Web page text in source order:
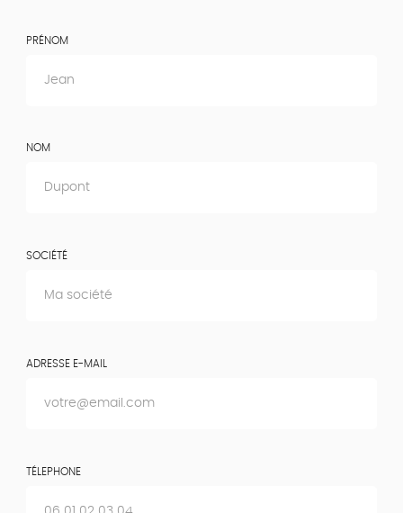
PRÉNOM
NOM
SOCIÉTÉ
ADRESSE E-MAIL
TÉLEPHONE